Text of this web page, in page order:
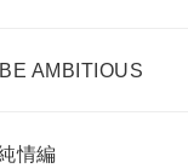
AMBITIOUS
情編